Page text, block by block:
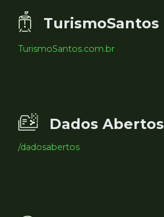
TurismoSantos
TurismoSantos.com.br
Dados Abertos
/dadosabertos